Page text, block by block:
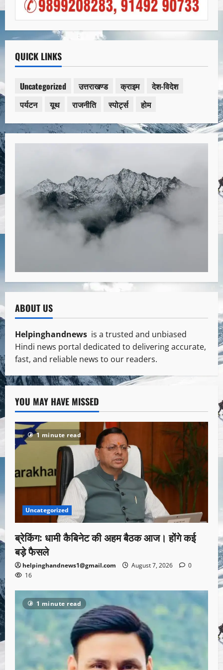
QUICK LINKS
Uncategorized उत्तराखण्ड क्राइम
देश-विदेश
पर्यटन
यूथ राजनीति स्पोर्ट्स होम
ABOUT US
Helpinghandnews is a trusted and unbiased
Hindi news portal dedicated to delivering accurate,
fast, and reliable news to our readers.
YOU MAY HAVE MISSED
1 minute read
Uncategorized
ब्रेकिंग: धामी कैबिनेट की अहम बैठक आज। होंगे कई
बड़े फैसले
helpinghandnews1@gmail.com August 7, 2026
0
16
1 minute read